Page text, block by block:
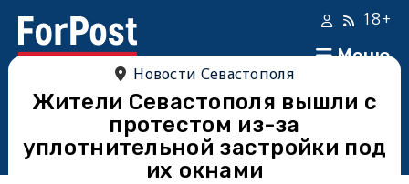
Меню
18+
Новости Севастополя
Жители Севастополя вышли с
протестом из-за
уплотнительной застройки под
их окнами